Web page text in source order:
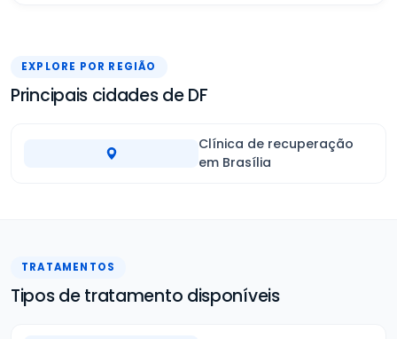
EXPLORE POR REGIÃO
Principais cidades de DF
Clínica de recuperação
em Brasília
TRATAMENTOS
Tipos de tratamento disponíveis